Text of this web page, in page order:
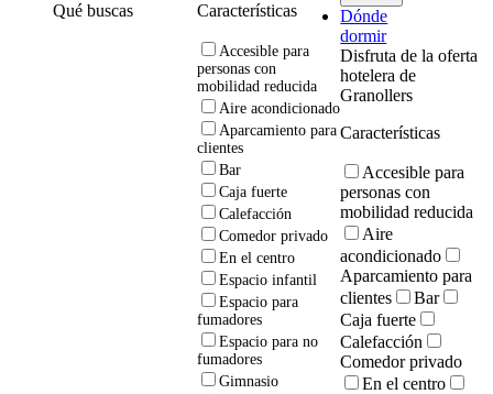
Qué buscas
Características
Accesible para
personas con
mobilidad reducida
Aire acondicionado
Aparcamiento para
clientes
Bar
Caja fuerte
Calefacción
Comedor privado
En el centro
Espacio infantil
Espacio para
fumadores
Espacio para no
fumadores
Gimnasio
Dónde
dormir
Disfruta de la oferta
hotelera de
Granollers
Características
Accesible para
personas con
mobilidad reducida
Aire
acondicionado
Aparcamiento para
clientes
Bar
Caja fuerte
Calefacción
Comedor privado
En el centro